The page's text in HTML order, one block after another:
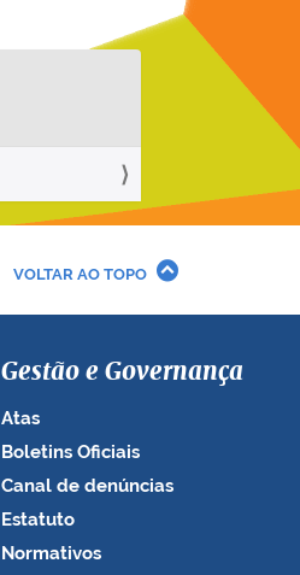
VOLTAR AO TOPO
Gestão e Governança
Atas
Boletins Oficiais
Canal de denúncias
Estatuto
Normativos